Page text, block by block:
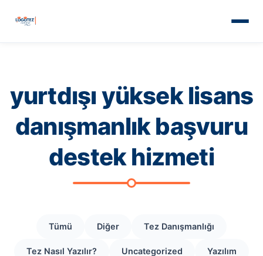
yurtdışı yüksek lisans
danışmanlık başvuru
destek hizmeti
Tümü Diğer Tez Danışmanlığı
Tez Nasıl Yazılır? Uncategorized Yazılım